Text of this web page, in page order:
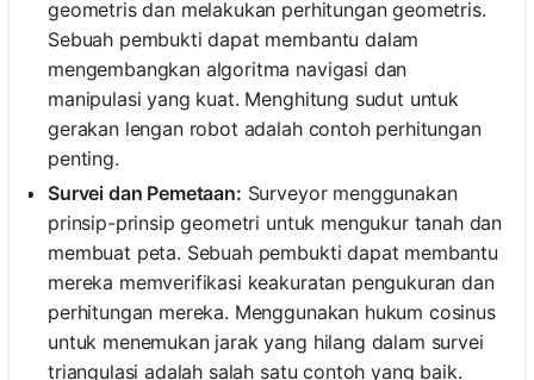
geometris dan melakukan perhitungan geometris.
Sebuah pembukti dapat membantu dalam
mengembangkan algoritma navigasi dan
manipulasi yang kuat. Menghitung sudut untuk
gerakan lengan robot adalah contoh perhitungan
penting.
Survei dan Pemetaan: Surveyor menggunakan
prinsip-prinsip geometri untuk mengukur tanah dan
membuat peta. Sebuah pembukti dapat membantu
mereka memverifikasi keakuratan pengukuran dan
perhitungan mereka. Menggunakan hukum cosinus
untuk menemukan jarak yang hilang dalam survei
triangulasi adalah salah satu contoh yang baik.